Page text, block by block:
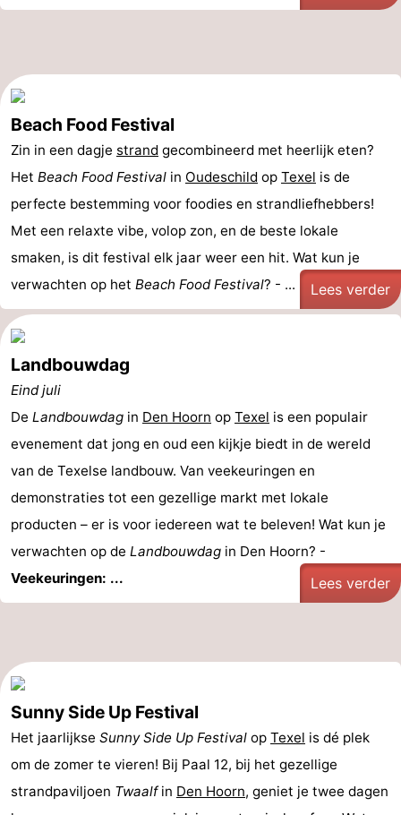
Beach Food Festival
Zin in een dagje strand gecombineerd met heerlijk eten?
Het Beach Food Festival in Oudeschild op Texel is de
perfecte bestemming voor foodies en strandliefhebbers!
Met een relaxte vibe, volop zon, en de beste lokale
smaken, is dit festival elk jaar weer een hit. Wat kun je
verwachten op het Beach Food Festival? - ... Lees verder
Landbouwdag
Eind juli
De Landbouwdag in Den Hoorn op Texel is een populair
evenement dat jong en oud een kijkje biedt in de wereld
van de Texelse landbouw. Van veekeuringen en
demonstraties tot een gezellige markt met lokale
producten – er is voor iedereen wat te beleven! Wat kun je
verwachten op de Landbouwdag in Den Hoorn? -
Veekeuringen: ...
Lees verder
Sunny Side Up Festival
Het jaarlijkse Sunny Side Up Festival op Texel is dé plek
om de zomer te vieren! Bij Paal 12, bij het gezellige
strandpaviljoen Twaalfin Den Hoorn, geniet je twee dagen